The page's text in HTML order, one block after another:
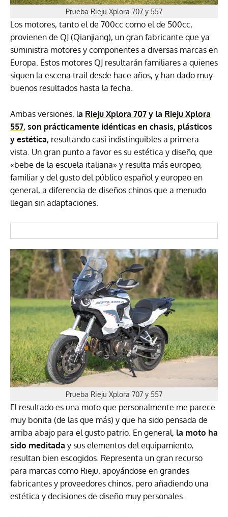
Prueba Rieju Xplora 707 y 557
Los motores, tanto el de 700cc como el de 500cc,
provienen de QJ (Qianjiang), un gran fabricante que ya
suministra motores y componentes a diversas marcas en
Europa. Estos motores QJ resultarán familiares a quienes
siguen la escena trail desde hace años, y han dado muy
buenos resultados hasta la fecha.
Ambas versiones, la Rieju Xplora 707 y la Rieju Xplora
557, son prácticamente idénticas en chasis, plásticos
y estética, resultando casi indistinguibles a primera
vista. Un gran punto a favor es su estética y diseño, que
«bebe de la escuela italiana» y resulta más europeo,
familiar y del gusto del público español y europeo en
general, a diferencia de diseños chinos que a menudo
llegan sin adaptaciones.
Prueba Rieju Xplora 707 y 557
El resultado es una moto que personalmente me parece
muy bonita (de las que más) y que ha sido pensada de
arriba abajo para el gusto patrio. En general, la moto ha
sido meditada y sus elementos del equipamiento,
resultan bien escogidos. Representa un gran recurso
para marcas como Rieju, apoyándose en grandes
fabricantes y proveedores chinos, pero añadiendo una
estética y decisiones de diseño muy personales.